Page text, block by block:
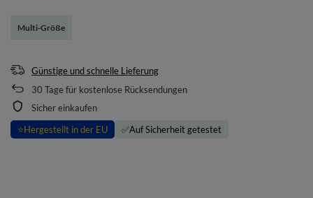
Multi-Größe
Günstige und schnelle Lieferung
30 Tage für kostenlose Rücksendungen
Sicher einkaufen
⭐Hergestellt in der EU ✅Auf Sicherheit getestet